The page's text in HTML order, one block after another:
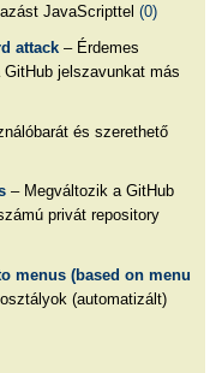
JavaScripttel (0)
attack– Érdemes
jelszavunkat más
és szerethető
– Megváltozik a GitHub
privát repository
menus (based on menu
(automatizált)